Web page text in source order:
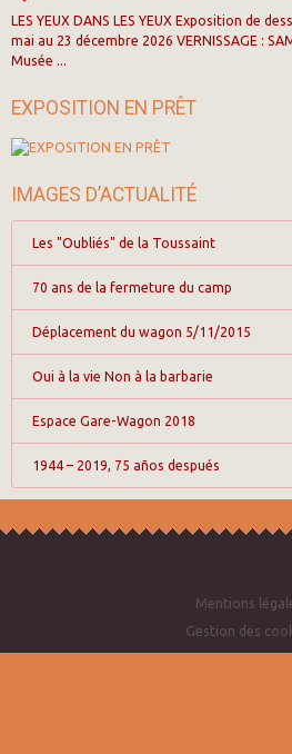
LES YEUX DANS LES YEUX Exposition de
mai au 23 décembre 2026 VERNISSAGE :
Musée ...
EXPOSITION EN PRÊT
IMAGES D’ACTUALITÉ
Les "Oubliés" de la Toussaint
70 ans de la fermeture du camp
Déplacement du wagon 5/11/2015
Oui à la vie Non à la barbarie
Espace Gare-Wagon 2018
1944 – 2019, 75 años después
Mentions
Gestion des